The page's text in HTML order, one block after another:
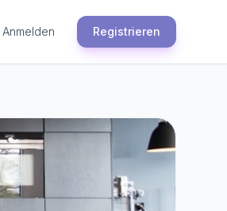
Anmelden Registrieren